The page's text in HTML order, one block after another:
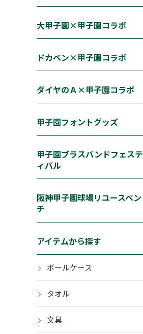
大甲子園×甲子園コラボ
ドカベン×甲子園コラボ
ダイヤのＡ×甲子園コラボ
甲子園フォントグッズ
甲子園ブラスバンドフェステ
ィバル
阪神甲子園球場リユースベン
チ
アイテムから探す
ボールケース
タオル
文具